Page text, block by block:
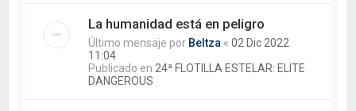
La humanidad está en peligro
Último mensaje por Beltza «02 Dic 2022
11:04
Publicado en 24ª FLOTILLA ESTELAR: ELITE
DANGEROUS